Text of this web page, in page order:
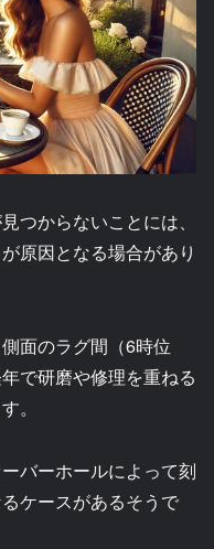
つからないことには、
原因となる場合があり
面のラグ間（6時位
で研磨や修理を重ねる
。
バーホールによって刻
ケースがあるそうで